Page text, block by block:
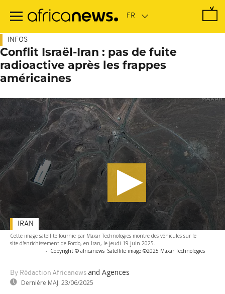
contenu
INFOS
Conflit Israël-Iran : pas de fuite
radioactive après les frappes
américaines
Cette image satellite fournie par Maxar Technologies montre des véhicules sur le
site d'enrichissement de Fordo, en Iran, le jeudi 19 juin 2025.
- Copyright © africanews Satellite image ©2025 Maxar Technologies
By Rédaction Africanews and Agences
Dernière MAJ: 23/06/2025
IRAN